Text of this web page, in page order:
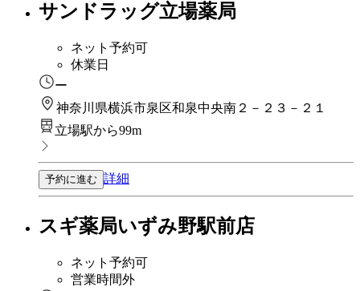
サンドラッグ立場薬局
ネット予約可
休業日
ー
神奈川県横浜市泉区和泉中央南２－２３－２１
立場駅から99m
予約に進む 詳細
スギ薬局いずみ野駅前店
ネット予約可
営業時間外